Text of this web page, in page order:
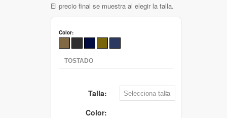
El precio final se muestra al elegir la talla.
Color:
Talla:
Color: